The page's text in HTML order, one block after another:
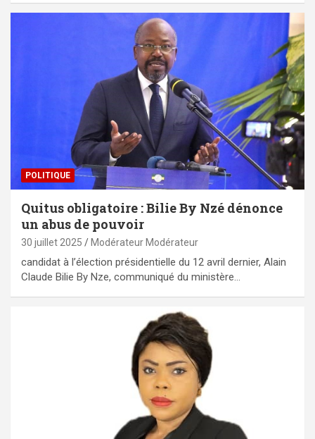
POLITIQUE
Quitus obligatoire : Bilie By Nzé dénonce
un abus de pouvoir
30 juillet 2025 Modérateur Modérateur
candidat à l’élection présidentielle du 12 avril dernier, Alain
Claude Bilie By Nze, communiqué du ministère…